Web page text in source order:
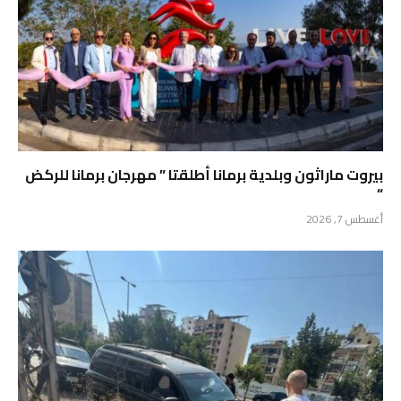
بيروت ماراثون وبلدية برمانا أطلقتا ” مهرجان برمانا للركض
“
أغسطس 7, 2026